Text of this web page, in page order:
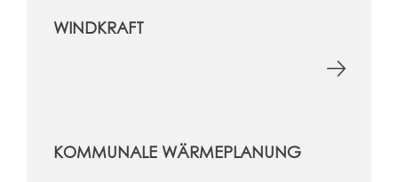
WINDKRAFT
KOMMUNALE WÄRMEPLANUNG